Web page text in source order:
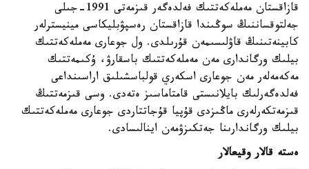
قازاقستان مەملەكەتتىك فەلدەگەر قىزمەتى 1991-جىلى
جەلتوقساننىڭ سوڭىندا قازاقستان رەسپۋبليكاسى مينيسترلەر
كابينەتىنىڭ قاۋلىسىمەن قۇرىلدى. ول جوعارى مەملەكەتتىك
بيلىك ورگاندارى مەن مەملەكەتتىك باسقارۋ، ۇكىمەتتىك
مەكەمەلەر مەن جوعارى اسكەري قولباسشىلىق اراسىنداعى
فەلدەگەرلىك بايلانىستى قامتاماسىز ەتەدى. وسى قىزمەتتىڭ
قىزمەتكەرلەرى ماڭىزدى قۇپيا قۇجاتتاردى جوعارى مەملەكەتتىك
بيلىك ورگاندارىنا جەتكىزۋمەن اينالىسادى.
ەستە قالار وقيعالار